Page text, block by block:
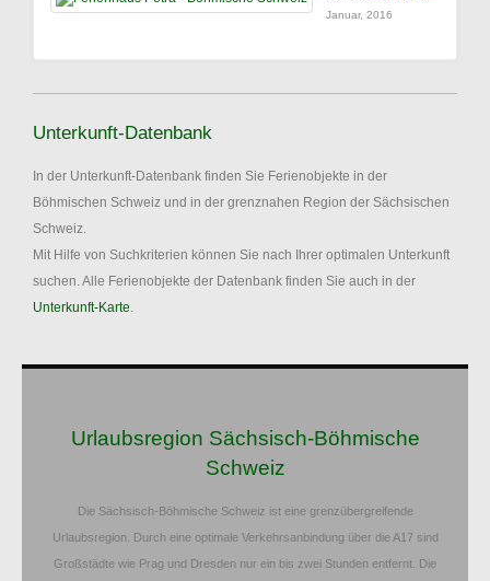
Januar, 2016
Unterkunft-Datenbank
In der Unterkunft-Datenbank finden Sie Ferienobjekte in der
Böhmischen Schweiz und in der grenznahen Region der Sächsischen
Schweiz.
Mit Hilfe von Suchkriterien können Sie nach Ihrer optimalen Unterkunft
suchen. Alle Ferienobjekte der Datenbank finden Sie auch in der
Unterkunft-Karte.
Urlaubsregion Sächsisch-Böhmische
Schweiz
Die Sächsisch-Böhmische Schweiz ist eine grenzübergreifende
Urlaubsregion. Durch eine optimale Verkehrsanbindung über die A17 sind
Großstädte wie Prag und Dresden nur ein bis zwei Stunden entfernt. Die